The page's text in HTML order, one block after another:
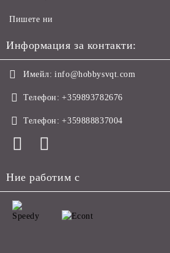
Пишете ни
Информация за контакти:
Имейл: info@hobbysvqt.com
Телефон: +359893782676
Телефон: +359888837004
Ние работим с